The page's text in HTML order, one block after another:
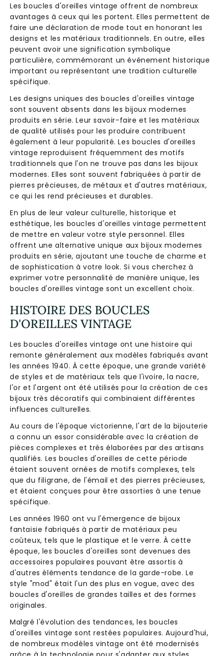
Les boucles d'oreilles vintage offrent de nombreux
avantages à ceux qui les portent. Elles permettent de
faire une déclaration de mode tout en honorant les
designs et les matériaux traditionnels. En outre, elles
peuvent avoir une signification symbolique
particulière, commémorant un événement historique
important ou représentant une tradition culturelle
spécifique.
Les designs uniques des boucles d'oreilles vintage
sont souvent absents dans les bijoux modernes
produits en série. Leur savoir-faire et les matériaux
de qualité utilisés pour les produire contribuent
également à leur popularité. Les boucles d'oreilles
vintage reproduisent fréquemment des motifs
traditionnels que l'on ne trouve pas dans les bijoux
modernes. Elles sont souvent fabriquées à partir de
pierres précieuses, de métaux et d'autres matériaux,
ce qui les rend précieuses et durables.
En plus de leur valeur culturelle, historique et
esthétique, les boucles d'oreilles vintage permettent
de mettre en valeur votre style personnel. Elles
offrent une alternative unique aux bijoux modernes
produits en série, ajoutant une touche de charme et
de sophistication à votre look. Si vous cherchez à
exprimer votre personnalité de manière unique, les
boucles d'oreilles vintage sont un excellent choix.
HISTOIRE DES BOUCLES
D'OREILLES VINTAGE
Les boucles d'oreilles vintage ont une histoire qui
remonte généralement aux modèles fabriqués avant
les années 1940. À cette époque, une grande variété
de styles et de matériaux tels que l'ivoire, la nacre,
l'or et l'argent ont été utilisés pour la création de ces
bijoux très décoratifs qui combinaient différentes
influences culturelles.
Au cours de l'époque victorienne, l'art de la bijouterie
a connu un essor considérable avec la création de
pièces complexes et très élaborées par des artisans
qualifiés. Les boucles d'oreilles de cette période
étaient souvent ornées de motifs complexes, tels
que du filigrane, de l'émail et des pierres précieuses,
et étaient conçues pour être assorties à une tenue
spécifique.
Les années 1960 ont vu l'émergence de bijoux
fantaisie fabriqués à partir de matériaux peu
coûteux, tels que le plastique et le verre. À cette
époque, les boucles d'oreilles sont devenues des
accessoires populaires pouvant être assortis à
d'autres éléments tendance de la garde-robe. Le
style "mod" était l'un des plus en vogue, avec des
boucles d'oreilles de grandes tailles et des formes
originales.
Malgré l'évolution des tendances, les boucles
d'oreilles vintage sont restées populaires. Aujourd'hui,
de nombreux modèles vintage ont été modernisés